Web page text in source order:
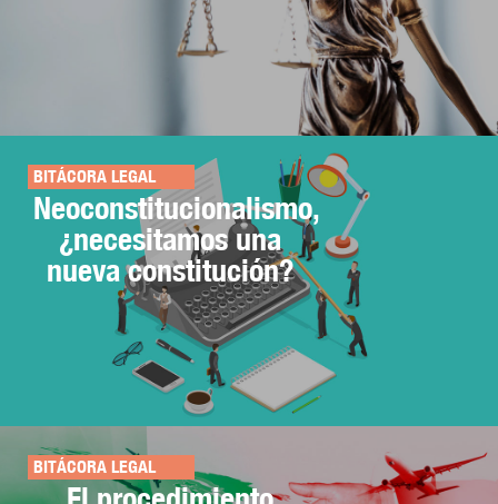
BITÁCORA LEGAL
Neoconstitucionalismo,
¿necesitamos una
nueva constitución?
BITÁCORA LEGAL